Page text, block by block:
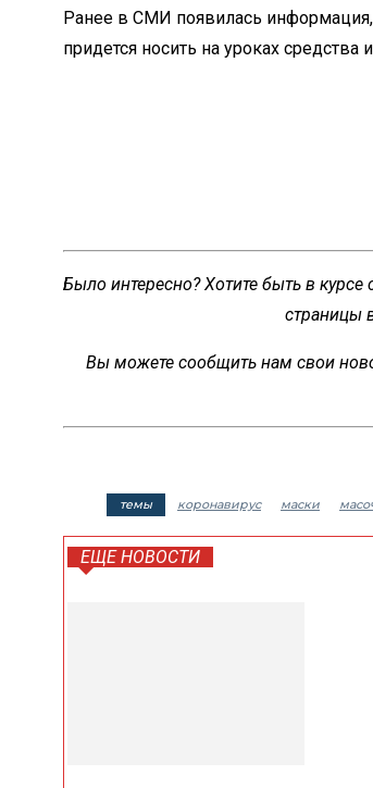
Ранее в СМИ появилась
придется носить на уроках средства
Было интересно? Хотите быть в
страницы
Вы можете сообщить нам свои
темы коронавирус маски
ЕЩЕ НОВОСТИ